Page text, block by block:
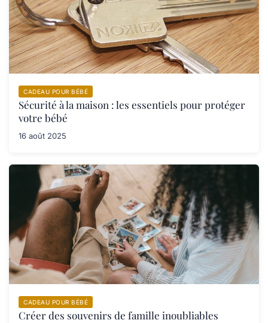
CADEAU POUR BÉBÉ
Sécurité à la maison : les essentiels pour protéger
votre bébé
16 août 2025
CADEAU POUR BÉBÉ
Créer des souvenirs de famille inoubliables